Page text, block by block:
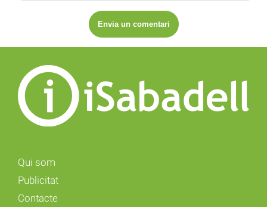
Qui som
Publicitat
Contacte